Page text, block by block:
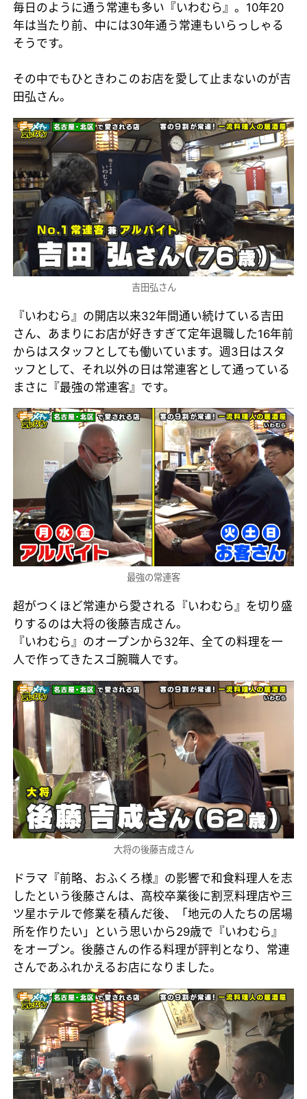
毎日のように通う常連も多い『いわむら』。10年20
年は当たり前、中には30年通う常連もいらっしゃる
そうです。
その中でもひときわこのお店を愛して止まないのが吉
田弘さん。
吉田弘さん
『いわむら』の開店以来32年間通い続けている吉田
さん、あまりにお店が好きすぎて定年退職した16年前
からはスタッフとしても働いています。週3日はスタ
ッフとして、それ以外の日は常連客として通っている
まさに『最強の常連客』です。
最強の常連客
超がつくほど常連から愛される『いわむら』を切り盛
りするのは大将の後藤吉成さん。
『いわむら』のオープンから32年、全ての料理を一
人で作ってきたスゴ腕職人です。
大将の後藤吉成さん
ドラマ『前略、おふくろ様』の影響で和食料理人を志
したという後藤さんは、高校卒業後に割烹料理店や三
ツ星ホテルで修業を積んだ後、「地元の人たちの居場
所を作りたい」という思いから29歳で『いわむら』
をオープン。後藤さんの作る料理が評判となり、常連
さんであふれかえるお店になりました。